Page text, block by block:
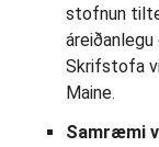
stofnun
Skrifstofa
Maine.
Samræmi